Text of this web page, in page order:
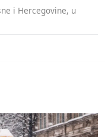
i Hercegovine, u